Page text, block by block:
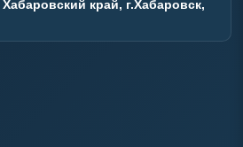
край, г.Хабаровск,